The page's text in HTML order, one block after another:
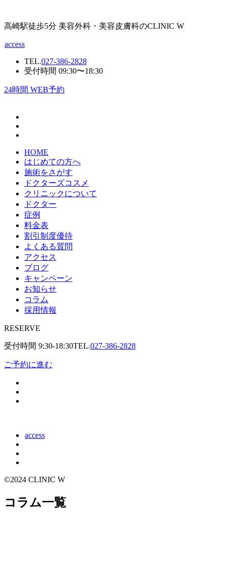
高崎駅徒歩5分 美容外科・美容皮膚科のCLINIC W
access
TEL.027-386-2828
受付時間 09:30〜18:30
24時間 WEB予約
HOME
はじめての方へ
施術をさがす
ドクターズコスメ
クリニックについて
ドクター
症例
料金表
割引制度優待
よくある質問
アクセス
ブログ
キャンペーン
お知らせ
コラム
採用情報
RESERVE
受付時間 9:30-18:30TEL.027-386-2828
ご予約に進む
access
©2024 CLINIC W
コラム一覧